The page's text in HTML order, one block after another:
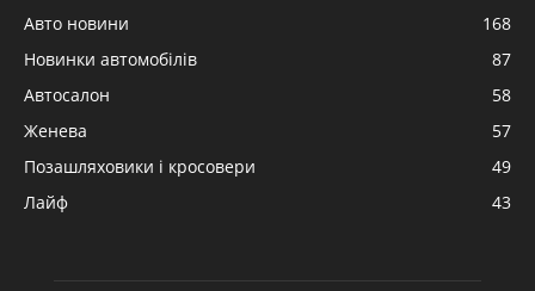
Авто новини
168
Новинки автомобілів
87
Автосалон
58
Женева
57
Позашляховики і кросовери
49
Лайф
43